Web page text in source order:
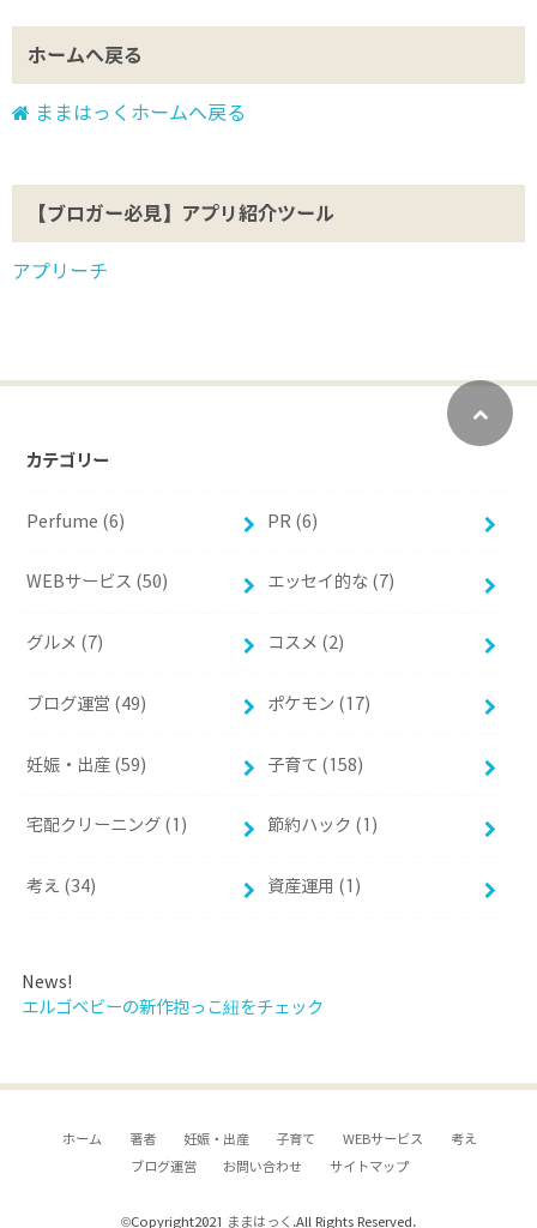
ホームへ戻る
ままはっくホームへ戻る
【ブロガー必見】アプリ紹介ツール
アプリーチ
カテゴリー
Perfume (6) PR (6)
WEBサービス (50) エッセイ的な (7)
グルメ (7) コスメ (2)
ブログ運営 (49) ポケモン (17)
妊娠・出産 (59) 子育て (158)
宅配クリーニング (1) 節約ハック (1)
考え (34) 資産運用 (1)
News!
エルゴベビーの新作抱っこ紐をチェック
ホーム 著者 妊娠・出産 子育て WEBサービス
考え
ブログ運営
お問い合わせ サイトマップ
©Copyright2021 ままはっく .All Rights Reserved.